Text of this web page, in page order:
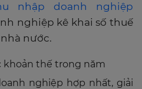
nhập doanh nghiệp
nghiệp kê khai số thuế
nước.
khoản thế trong năm
nghiệp hợp nhất, giải